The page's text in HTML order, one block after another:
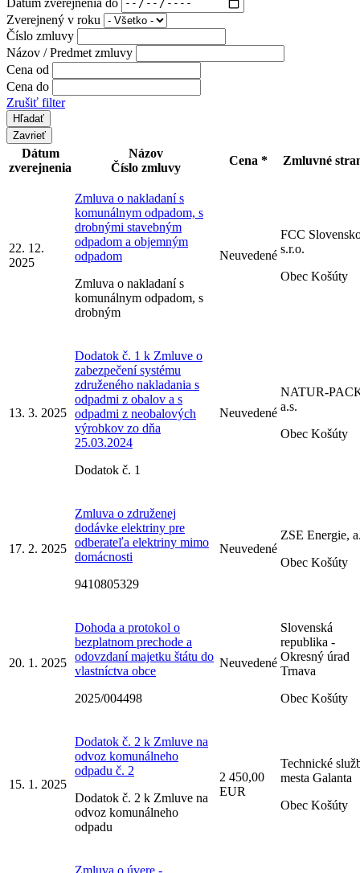
Zverejnený v roku
Číslo zmluvy
Názov / Predmet zmluvy
Cena od
Cena do
Zrušiť filter
Zavrieť
Dátum
zverejnenia
Názov
Číslo zmluvy
Cena * Zmluvné
22. 12.
2025
Zmluva o nakladaní s
komunálnym odpadom, s
drobnými stavebným
odpadom a objemným
odpadom
Zmluva o nakladaní s
komunálnym odpadom, s
drobným
Neuvedené
FCC
s.r.o.
Obec Košúty
13. 3. 2025
Dodatok č. 1 k Zmluve o
zabezpečení systému
združeného nakladania s
odpadmi z obalov a s
odpadmi z neobalových
výrobkov zo dňa
25.03.2024
Dodatok č. 1
Neuvedené
NATUR-
a.s.
Obec Košúty
17. 2. 2025
Zmluva o združenej
dodávke elektriny pre
odberateľa elektriny mimo
domácnosti
9410805329
Neuvedené
ZSE Energie,
Obec Košúty
20. 1. 2025
Dohoda a protokol o
bezplatnom prechode a
odovzdaní majetku štátu do
vlastníctva obce
2025/004498
Neuvedené
Slovenská
republika -
Okresný úrad
Trnava
Obec Košúty
15. 1. 2025
Dodatok č. 2 k Zmluve na
odvoz komunálneho
odpadu č. 2
Dodatok č. 2 k Zmluve na
odvoz komunálneho
odpadu
2 450,00
EUR
Technické
mesta Galanta
Obec Košúty
Zmluva o úvere -